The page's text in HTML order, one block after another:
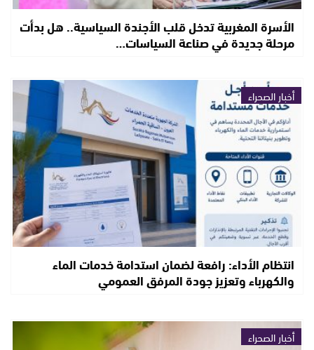
الأسرة المغربية تدخل قلب الأجندة السياسية.. هل بدأت
مرحلة جديدة في صناعة السياسات…
أخبار الصحراء
انتظام الأداء: رافعة لضمان استدامة خدمات الماء
والكهرباء وتعزيز جودة المرفق العمومي
أخبار الصحراء